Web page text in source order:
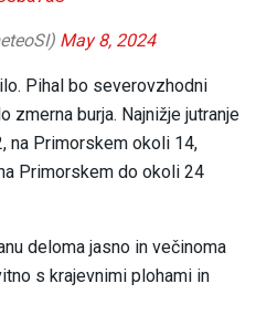
May 8, 2024
Pihal bo severovzhodni
zmerna burja. Najnižje jutranje
na Primorskem okoli 14,
Primorskem do okoli 24
deloma jasno in večinoma
s krajevnimi plohami in